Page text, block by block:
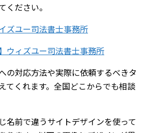
ください。
ズユー司法書士事務所
ウィズユー司法書士事務所
の対応方法や実際に依頼するべきタ
てくれます。全国どこからでも相談
名前で違うサイトデザインを使って